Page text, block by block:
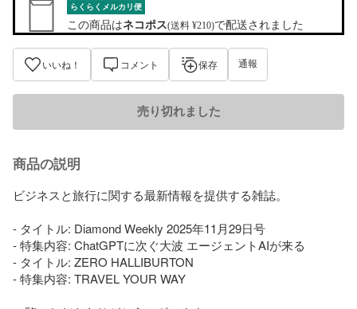
らくらくメルカリ便
この商品はネコポス(送料 ¥210)で配送されました
いいね！ コメント 保存 通報
売り切れました
商品の説明
ビジネスと旅行に関する最新情報を提供する雑誌。
- タイトル: Diamond Weekly 2025年11月29日号
- 特集内容: ChatGPTに次ぐ大波 エージェントAIが来る
- タイトル: ZERO HALLIBURTON
- 特集内容: TRAVEL YOUR WAY